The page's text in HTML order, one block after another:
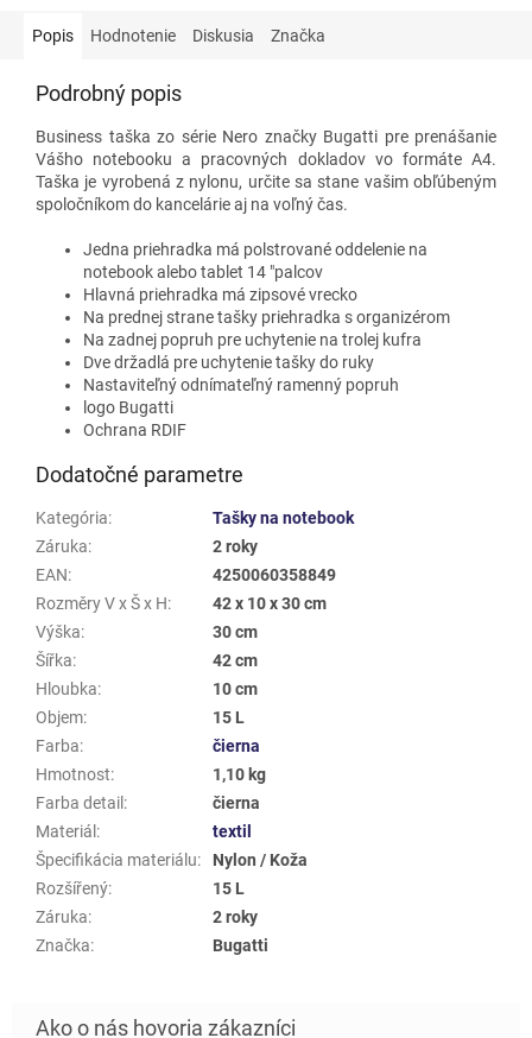
Popis Hodnotenie Diskusia Značka
Podrobný popis
Business taška zo série Nero značky Bugatti pre prenášanie
Vášho notebooku a pracovných dokladov vo formáte A4.
Taška je vyrobená z nylonu, určite sa stane vašim obľúbeným
spoločníkom do kancelárie aj na voľný čas.
Jedna priehradka má polstrované oddelenie na
notebook alebo tablet 14 "palcov
Hlavná priehradka má zipsové vrecko
Na prednej strane tašky priehradka s organizérom
Na zadnej popruh pre uchytenie na trolej kufra
Dve držadlá pre uchytenie tašky do ruky
Nastaviteľný odnímateľný ramenný popruh
logo Bugatti
Ochrana RDIF
Dodatočné parametre
Kategória:
Tašky na notebook
Záruka:
2 roky
EAN:
4250060358849
Rozměry V x Š x H:
42 x 10 x 30 cm
Výška:
30 cm
Šířka:
42 cm
Hloubka:
10 cm
Objem:
15 L
Farba:
čierna
Hmotnost:
1,10 kg
Farba detail :
čierna
Materiál :
textil
Špecifikácia materiálu:
Nylon / Koža
Rozšířený:
15 L
Záruka:
2 roky
Značka: Bugatti